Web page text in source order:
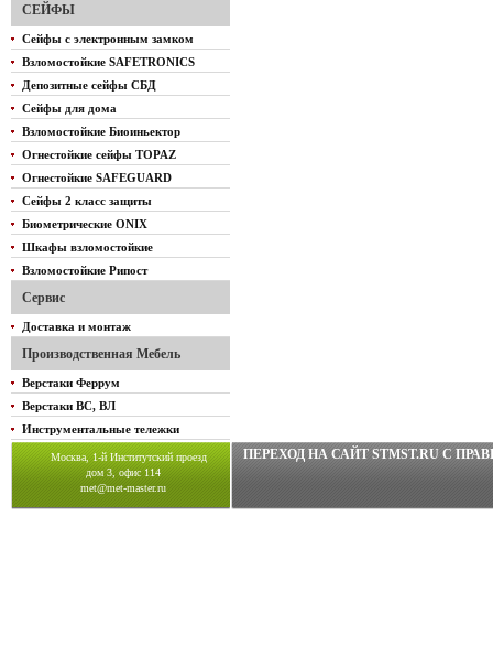
СЕЙФЫ
Сейфы с электронным замком
Взломостойкие SAFETRONICS
Депозитные сейфы СБД
Сейфы для дома
Взломостойкие Биоиньектор
Огнестойкие сейфы TOPAZ
Огнестойкие SAFEGUARD
Сейфы 2 класс защиты
Биометрические ONIX
Шкафы взломостойкие
Взломостойкие Рипост
Сервис
Доставка и монтаж
Производственная Мебель
Верстаки Феррум
Верстаки ВС, ВЛ
Инструментальные тележки
Москва, 1-й Институтский проезд
дом 3, офис 114
met@met-master.ru
ПЕРЕХОД НА САЙТ STMST.RU C